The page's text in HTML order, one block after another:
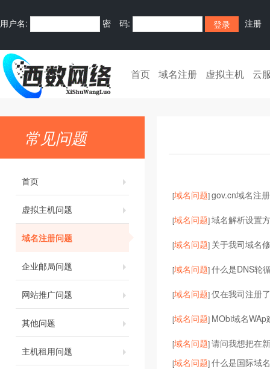
用户名: 密 码: 注册
首页 域名注册 虚拟主机 云
常见问题
首页
虚拟主机问题
域名注册问题
企业邮局问题
网站推广问题
其他问题
主机租用问题
[域名问题]gov.cn域名注
[域名问题]域名解析设置
[域名问题] 关于我司域名
[域名问题]什么是DNS轮
[域名问题]仅在我司注册
[域名问题] MObi域名WAp
[域名问题]请问我想把在
[域名问题]什么是国际域